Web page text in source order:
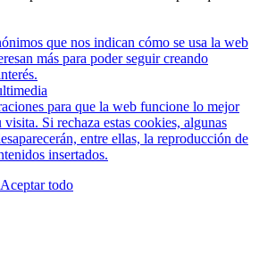
que nos indican cómo se usa la web
más para poder seguir creando
para que la web funcione lo mejor
Si rechaza estas cookies, algunas
entre ellas, la reproducción de
insertados.
Aceptar todo